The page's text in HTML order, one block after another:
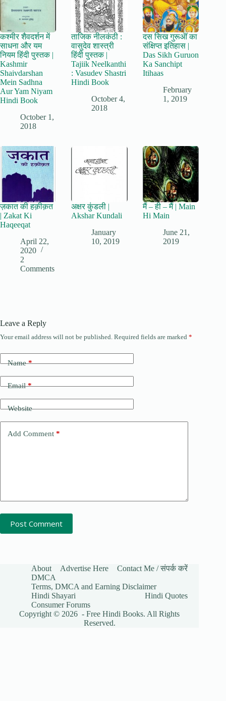
कश्मीर शैवदर्शन में
साधना और यम
नियम हिंदी पुस्तक |
Kashmir
Shaivdarshan
Mein Sadhna
Aur Yam Niyam
Hindi Book
October 1,
2018
ताजिक नीलकंठी :
वासुदेव शास्त्री
हिंदी पुस्तक |
Tajiik Neelkanthi
: Vasudev Shastri
Hindi Book
October 4,
2018
दस सिख गुरूऒं का
संक्षिप्त इतिहास |
Das Sikh Guruon
Ka Sanchipt
Itihaas
February
1, 2019
ज़कात की हक़ीक़त
| Zakat Ki
Haqeeqat
April 22,
2020
2
Comments
अक्षर कुंडली |
Akshar Kundali
January
10, 2019
मैं – ही – मैं | Main
Hi Main
June 21,
2019
Leave a Reply
Your email address will not be published. Required fields are marked *
Name*
Email*
Website
Add Comment *
Post Comment
About Advertise Here
Contact Me / संपर्क करें
DMCA
Terms, DMCA and Earning Disclaimer
Hindi Shayari
Hindi Quotes
Consumer Forums
Copyright © 2026 - Free Hindi Books. All Rights
Reserved.